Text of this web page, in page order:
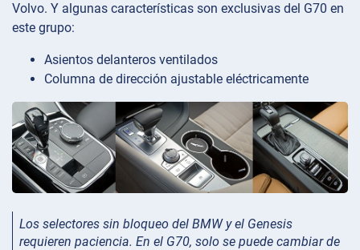
Volvo. Y algunas características son exclusivas del G70 en
este grupo:
Asientos delanteros ventilados
Columna de dirección ajustable eléctricamente
Los selectores sin bloqueo del BMW y el Genesis
requieren paciencia. En el G70, solo se puede cambiar de